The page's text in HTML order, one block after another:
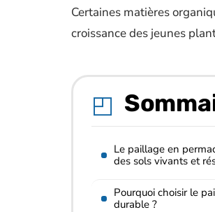
Certaines matières
croissance des jeunes
Le paillage en
des sols vivants et
Pourquoi choisir le
durable ?